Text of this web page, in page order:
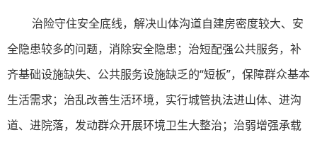
治险守住安全底线，解决山体沟道自建房密度较大、安
全隐患较多的问题，消除安全隐患；治短配强公共服务，补
齐基础设施缺失、公共服务设施缺乏的“短板”，保障群众基本
生活需求；治乱改善生活环境，实行城管执法进山体、进沟
道、进院落，发动群众开展环境卫生大整治；治弱增强承载